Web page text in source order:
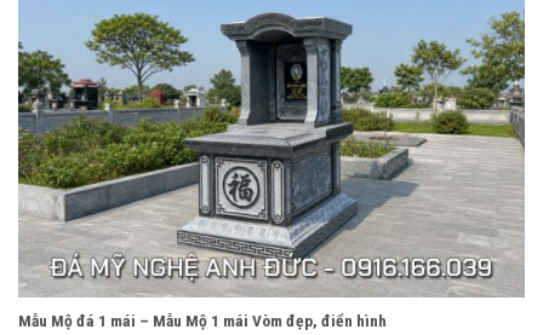
Mẫu Mộ đá 1 mái – Mẫu Mộ 1 mái Vòm đẹp, điển hình